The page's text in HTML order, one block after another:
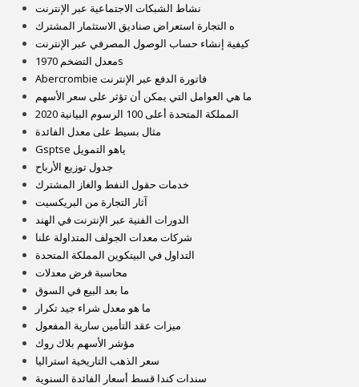
نشاط الشبكات الاجتماعية عبر الإنترنت
ه التجارة استعراض صناديق الاستثمار المشترك
كيفية إنشاء حساب الوصول المصرفي عبر الإنترنت
معدل التضخم 1970s
Abercrombie فاتورة الدفع عبر الإنترنت
ما هي العوامل التي يمكن أن تؤثر على سعر الأسهم
المملكة المتحدة أعلى 100 الرسوم البيانية 2020
مثال بسيط على معدل الفائدة
Gsptse ياهو التمويل
جدول توزيع الأرباح
خدمات حقول النفط والغاز المشترك
آثار التجارة من البريكسيت
الدورات الفنية عبر الإنترنت في الهند
شركات معدات الجولف المتداولة علنا
التداول في البيتكوين المملكة المتحدة
محاسبة فرض معدلات
ما بعد البيع في السوق
ما هو معدل شراء جيد تكرار
ميزات عقد التأمين سارية المفعول
مؤشر الأسهم بلاك روك
سعر الذهب التاريخية استراليا
سندات كندا قسط أسعار الفائدة السنوية